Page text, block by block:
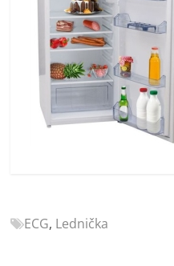
bazény
Nejlepší
elektronika
porovnání
Elektro
notebooky,
ECG, Lednička